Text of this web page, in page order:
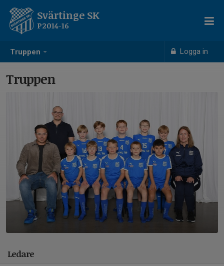
Truppen Logga in
Svärtinge SK
P2014-16
Truppen
Ledare